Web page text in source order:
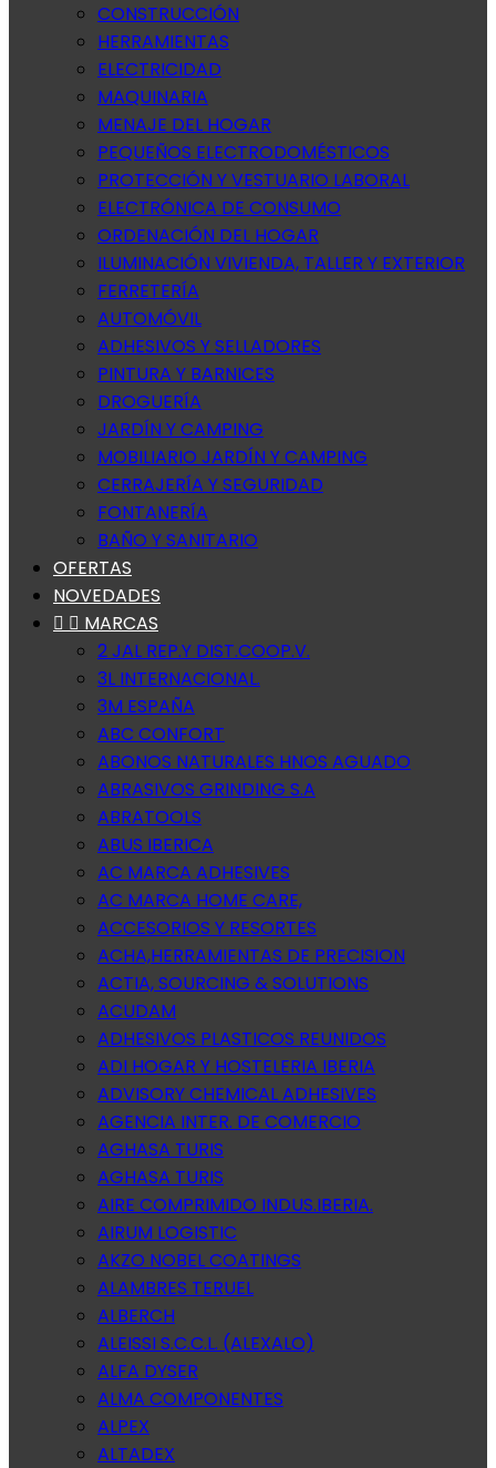
CONSTRUCCIÓN
HERRAMIENTAS
ELECTRICIDAD
MAQUINARIA
MENAJE DEL HOGAR
PEQUEÑOS ELECTRODOMÉSTICOS
PROTECCIÓN Y VESTUARIO LABORAL
ELECTRÓNICA DE CONSUMO
ORDENACIÓN DEL HOGAR
ILUMINACIÓN VIVIENDA, TALLER Y EXTERIOR
FERRETERÍA
AUTOMÓVIL
ADHESIVOS Y SELLADORES
PINTURA Y BARNICES
DROGUERÍA
JARDÍN Y CAMPING
MOBILIARIO JARDÍN Y CAMPING
CERRAJERÍA Y SEGURIDAD
FONTANERÍA
BAÑO Y SANITARIO
OFERTAS
NOVEDADES
  MARCAS
2 JAL REP.Y DIST.COOP.V.
3L INTERNACIONAL.
3M ESPAÑA
ABC CONFORT
ABONOS NATURALES HNOS AGUADO
ABRASIVOS GRINDING S.A
ABRATOOLS
ABUS IBERICA
AC MARCA ADHESIVES
AC MARCA HOME CARE,
ACCESORIOS Y RESORTES
ACHA,HERRAMIENTAS DE PRECISION
ACTIA, SOURCING & SOLUTIONS
ACUDAM
ADHESIVOS PLASTICOS REUNIDOS
ADI HOGAR Y HOSTELERIA IBERIA
ADVISORY CHEMICAL ADHESIVES
AGENCIA INTER. DE COMERCIO
AGHASA TURIS
AGHASA TURIS
AIRE COMPRIMIDO INDUS.IBERIA.
AIRUM LOGISTIC
AKZO NOBEL COATINGS
ALAMBRES TERUEL
ALBERCH
ALEISSI S.C.C.L. (ALEXALO)
ALFA DYSER
ALMA COMPONENTES
ALPEX
ALTADEX